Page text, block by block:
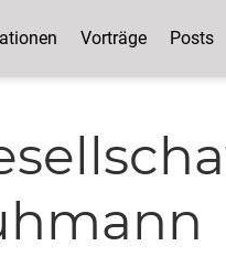
Vorträge Posts